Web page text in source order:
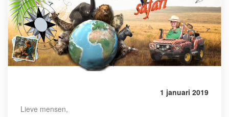
1 januari 2019
Lieve mensen,